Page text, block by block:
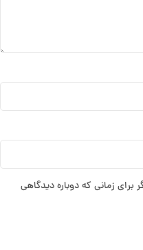
برای زمانی که دوباره دیدگاهی